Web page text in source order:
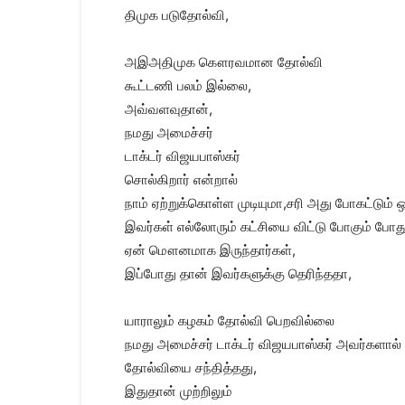
திமுக படுதோல்வி,
அஇஅதிமுக கௌரவமான தோல்வி
கூட்டணி பலம் இல்லை,
அவ்வளவுதான்,
நமது அமைச்சர்
டாக்டர் விஜயபாஸ்கர்
சொல்கிறார் என்றால்
நாம் ஏற்றுக்கொள்ள முடியுமா,சரி அது போகட்டும்
இவர்கள் எல்லோரும் கட்சியை விட்டு போகும்
ஏன் மௌனமாக இருந்தார்கள்,
இப்போது தான் இவர்களுக்கு தெரிந்ததா,
யாராலும் கழகம் தோல்வி பெறவில்லை
நமது அமைச்சர் டாக்டர் விஜயபாஸ்கர்
தோல்வியை சந்தித்தது,
இதுதான் முற்றிலும்